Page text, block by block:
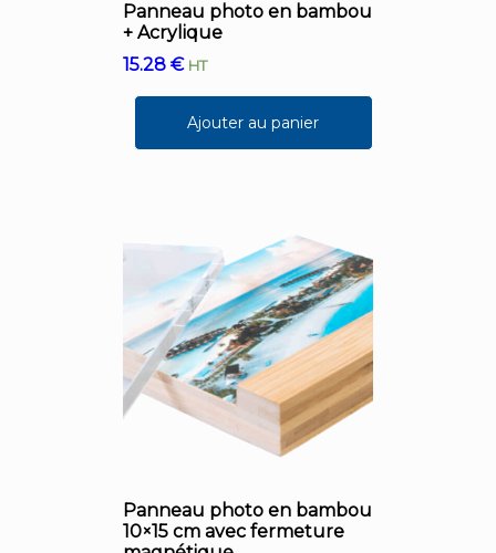
Panneau photo en bambou
+ Acrylique
15.28€ HT
Ajouter au panier
Panneau photo en bambou
10×15 cm avec fermeture